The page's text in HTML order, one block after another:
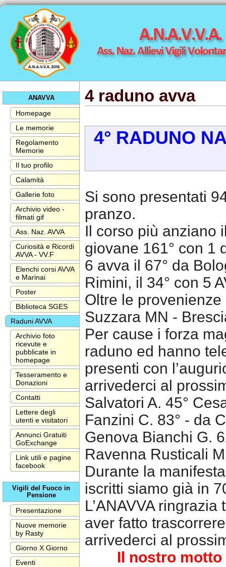
ANAVVA
Homepage
Le memorie
Regolamento
Memorie
Il tuo profilo
Calamità
Gallerie foto
Archivio video -
filmati gif
Ass. Naz. AVVA
Curiosità e Ricordi
AVVA - VV.F
Elenchi corsi AVVA
e Marinai
Poster
Biblioteca SGES
Raduni AVVA
Archivio foto
ricevute e
pubblicate in
homepage
Tesseramento e
Donazioni
Contatti
Lettere degli
utenti e visitatori
Annunci Gratuiti
GoExchange
Link utili e pagine
facebook
Vigili del Fuoco in
Pensione
Presentazione
Nuove memorie
by Rasty
Giorno X Giorno
Eventi
4 raduno avva
4° RADUNO
Si sono presentati
pranzo.
Il corso più anziano
giovane 161° con 1
6 avva il 67° da
Rimini, il 34° con 5
Oltre le
Suzzara MN -
Per cause i forza
raduno ed hanno
presenti con
arrivederci al
Salvatori A. 45°
Fanzini C. 83° - da
Genova Bianchi G.
Ravenna Rusticali
Durante la
iscritti siamo già in
L’ANAVVA
aver fatto
arrivederci al
Il nostro motto